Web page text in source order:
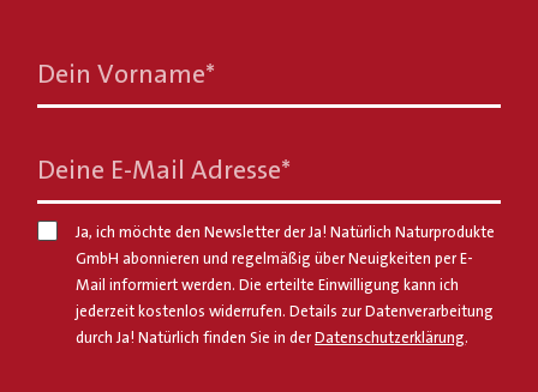
Dein Vorname*
Deine E-Mail Adresse*
Ja, ich möchte den Newsletter der Ja! Natürlich Naturprodukte
GmbH abonnieren und regelmäßig über Neuigkeiten per E-
Mail informiert werden. Die erteilte Einwilligung kann ich
jederzeit kostenlos widerrufen. Details zur Datenverarbeitung
durch Ja! Natürlich finden Sie in derDatenschutzerklärung.